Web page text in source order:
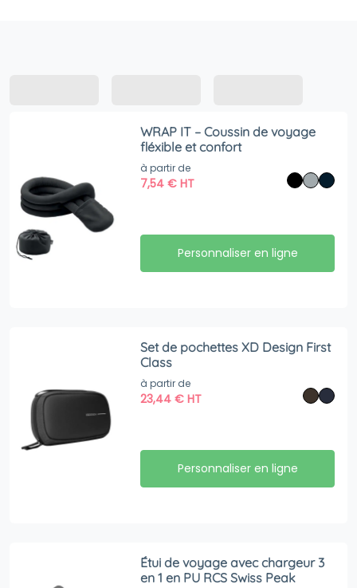
WRAP IT – Coussin de voyage
fléxible et confort
à partir de
7,54€ HT
Personnaliser en ligne
Set de pochettes XD Design First
Class
à partir de
23,44€ HT
Personnaliser en ligne
Étui de voyage avec chargeur 3
en 1 en PU RCS Swiss Peak